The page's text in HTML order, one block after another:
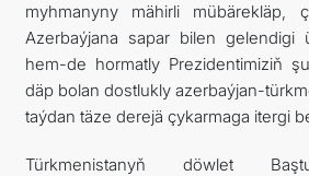
myhmanyny mähirli mübärekläp,
Azerbaýjana sapar bilen gelendigi
hem-de hormatly Prezidentimiziň
däp bolan dostlukly azerbaýjan-
taýdan täze derejä çykarmaga itergi
Türkmenistanyň döwlet